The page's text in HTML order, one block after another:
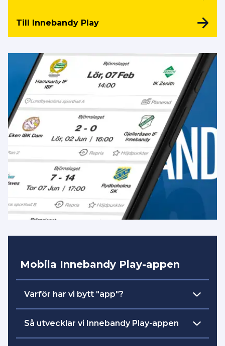
Till Innebandy Play
Mobila Innebandy Play-appen
Varför har vi bytt "app"?
Vår intention och målsättning är att
där all streaming och
Så utvecklar vi Innebandy Play-appen